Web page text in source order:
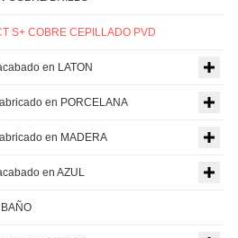
S+ COBRE CEPILLADO PVD
en LATON
en PORCELANA
en MADERA
en AZUL